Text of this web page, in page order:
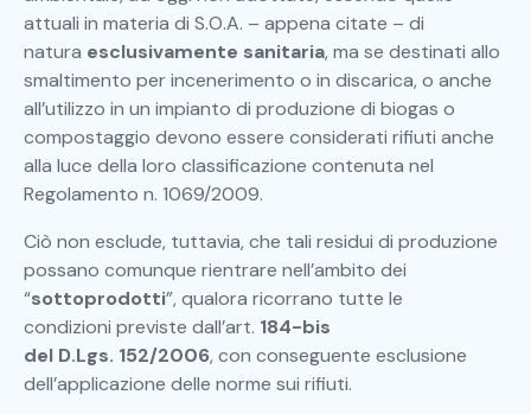
attuali in materia di S.O.A. – appena citate – di
natura esclusivamente sanitaria, ma se destinati allo
smaltimento per incenerimento o in discarica, o anche
all’utilizzo in un impianto di produzione di biogas o
compostaggio devono essere considerati rifiuti anche
alla luce della loro classificazione contenuta nel
Regolamento n. 1069/2009.
Ciò non esclude, tuttavia, che tali residui di produzione
possano comunque rientrare nell’ambito dei
“sottoprodotti”, qualora ricorrano tutte le
condizioni previste dall’art. 184-bis
del D.Lgs. 152/2006, con conseguente esclusione
dell’applicazione delle norme sui rifiuti.